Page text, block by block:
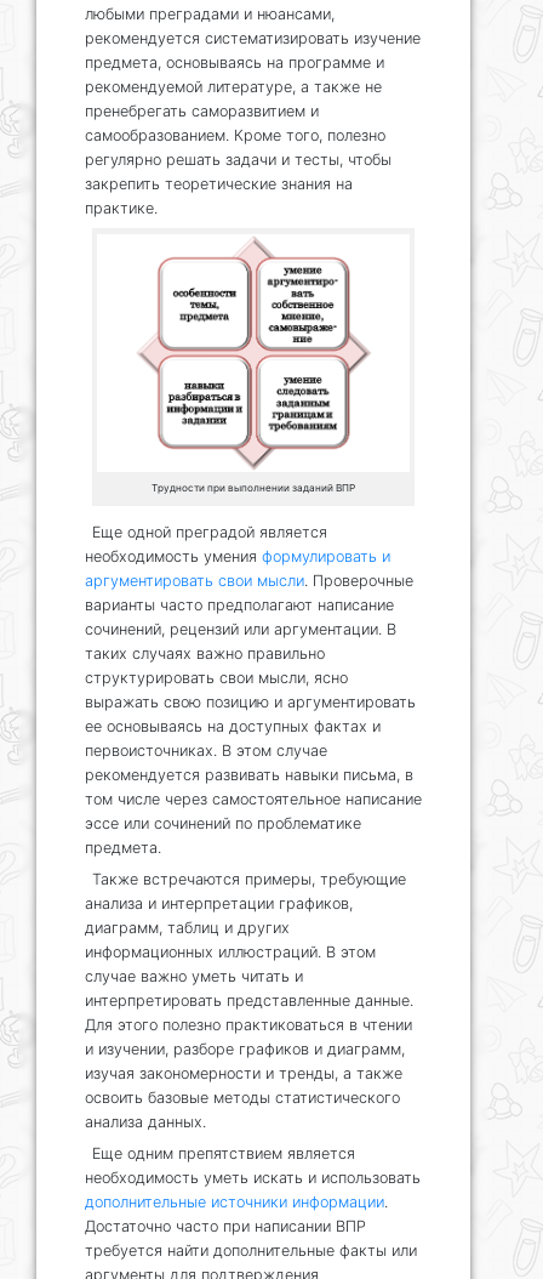
любыми преградами и нюансами,
рекомендуется систематизировать изучение
предмета, основываясь на программе и
рекомендуемой литературе, а также не
пренебрегать саморазвитием и
самообразованием. Кроме того, полезно
регулярно решать задачи и тесты, чтобы
закрепить теоретические знания на
практике.
Трудности при выполнении заданий ВПР
Еще одной преградой является
необходимость умения формулировать и
аргументировать свои мысли . Проверочные
варианты часто предполагают написание
сочинений, рецензий или аргументации. В
таких случаях важно правильно
структурировать свои мысли, ясно
выражать свою позицию и аргументировать
ее основываясь на доступных фактах и
первоисточниках. В этом случае
рекомендуется развивать навыки письма, в
том числе через самостоятельное написание
эссе или сочинений по проблематике
предмета.
Также встречаются примеры, требующие
анализа и интерпретации графиков,
диаграмм, таблиц и других
информационных иллюстраций. В этом
случае важно уметь читать и
интерпретировать представленные данные.
Для этого полезно практиковаться в чтении
и изучении, разборе графиков и диаграмм,
изучая закономерности и тренды, а также
освоить базовые методы статистического
анализа данных.
Еще одним препятствием является
необходимость уметь искать и использовать
дополнительные источники информации
Достаточно часто при написании ВПР
требуется найти дополнительные факты или
аргументы для подтверждения